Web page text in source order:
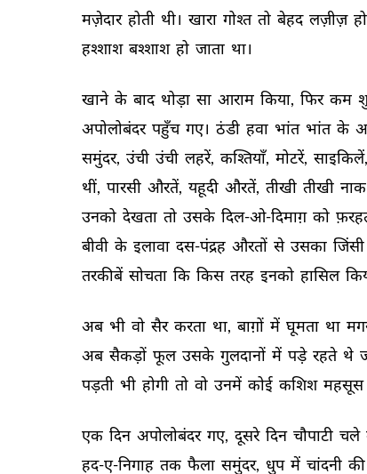
मज़ेदार होती थी। खारा गोश्त तो बेहद लज़ीज़
हश्शाश बश्शाश हो जाता था।
खाने के बाद थोड़ा सा आराम किया, फिर कम
अपोलोबंदर पहुँच गए। ठंडी हवा भांत भांत के
समुंदर, उंची उंची लहरें, कश्तियाँ, मोटरें, साइकिलें,
थीं, पारसी औरतें, यहूदी औरतें, तीखी तीखी नाक
उनको देखता तो उसके दिल-ओ-दिमाग़ को
बीवी के इलावा दस-पंद्रह औरतों से उसका जिंसी
तरकीबें सोचता कि किस तरह इनको हासिल
अब भी वो सैर करता था, बाग़ों में घूमता था
अब सैकड़ों फूल उसके गुलदानों में पड़े रहते थे
पड़ती भी होगी तो वो उनमें कोई कशिश महसूस
एक दिन अपोलोबंदर गए, दूसरे दिन चौपाटी चले
हद-ए-निगाह तक फैला समुंदर, धुप में चांदनी की